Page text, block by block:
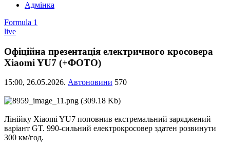
Адмінка
Formula 1
live
Офіційна презентація електричного кросовера
Xiaomi YU7 (+ФОТО)
15:00, 26.05.2026. Автоновини 570
Лінійку Xiaomi YU7 поповнив екстремальний заряджений
варіант GT. 990-сильний електрокросовер здатен розвинути
300 км/год.